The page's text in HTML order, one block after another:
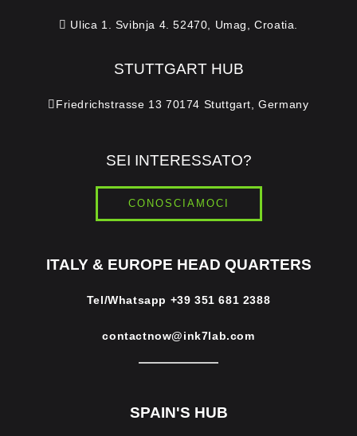
Ulica 1. Svibnja 4. 52470, Umag, Croatia.
STUTTGART HUB
Friedrichstrasse 13 70174 Stuttgart, Germany
SEI INTERESSATO?
CONOSCIAMOCI
ITALY & EUROPE HEAD QUARTERS
Tel/Whatsapp +39 351 681 2388
contactnow@ink7lab.com
SPAIN'S HUB